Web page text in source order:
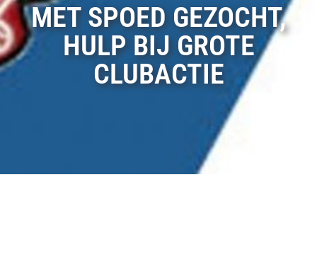
MET SPOED GEZOCHT,
HULP BIJ GROTE
CLUBACTIE